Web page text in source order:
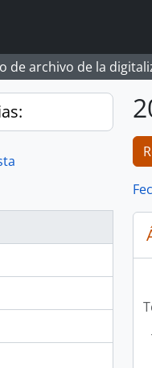
de archivo de la